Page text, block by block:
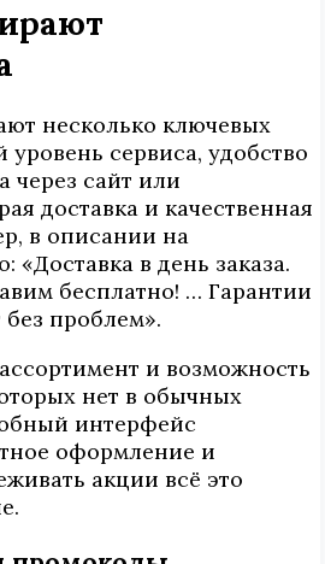
несколько ключевых
сервиса, удобство
через сайт или
доставка и качественная
в описании на
«Доставка в день заказа.
бесплатно! … Гарантии
без проблем».
и возможность
нет в обычных
интерфейс
оформление и
акции всё это